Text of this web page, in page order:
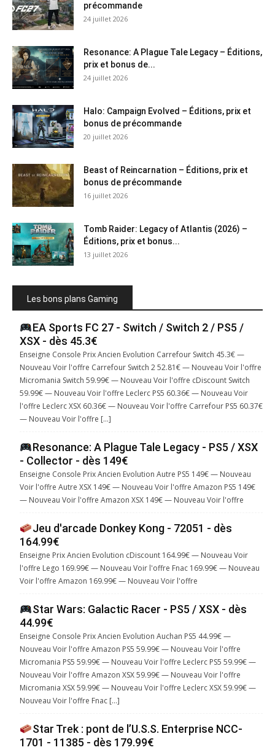
précommande
24 juillet 2026
Resonance: A Plague Tale Legacy – Éditions,
prix et bonus de...
24 juillet 2026
Halo: Campaign Evolved – Éditions, prix et
bonus de précommande
20 juillet 2026
Beast of Reincarnation – Éditions, prix et
bonus de précommande
16 juillet 2026
Tomb Raider: Legacy of Atlantis (2026) –
Éditions, prix et bonus...
13 juillet 2026
Les bons plans Gaming
EA Sports FC 27 - Switch / Switch 2 / PS5 /
XSX - dès 45.3€
Enseigne Console Prix Ancien Evolution Carrefour Switch 45.3€ —
Nouveau Voir l'offre Carrefour Switch 2 52.81€ — Nouveau Voir l'offre
Micromania Switch 59.99€ — Nouveau Voir l'offre cDiscount Switch
59.99€ — Nouveau Voir l'offre Leclerc PS5 60.36€ — Nouveau Voir
l'offre Leclerc XSX 60.36€ — Nouveau Voir l'offre Carrefour PS5 60.37€
— Nouveau Voir l'offre […]
Resonance: A Plague Tale Legacy - PS5 / XSX
- Collector - dès 149€
Enseigne Console Prix Ancien Evolution Autre PS5 149€ — Nouveau
Voir l'offre Autre XSX 149€ — Nouveau Voir l'offre Amazon PS5 149€
— Nouveau Voir l'offre Amazon XSX 149€ — Nouveau Voir l'offre
Jeu d'arcade Donkey Kong - 72051 - dès
164.99€
Enseigne Prix Ancien Evolution cDiscount 164.99€ — Nouveau Voir
l'offre Lego 169.99€ — Nouveau Voir l'offre Fnac 169.99€ — Nouveau
Voir l'offre Amazon 169.99€ — Nouveau Voir l'offre
Star Wars: Galactic Racer - PS5 / XSX - dès
44.99€
Enseigne Console Prix Ancien Evolution Auchan PS5 44.99€ —
Nouveau Voir l'offre Amazon PS5 59.99€ — Nouveau Voir l'offre
Micromania PS5 59.99€ — Nouveau Voir l'offre Leclerc PS5 59.99€ —
Nouveau Voir l'offre Amazon XSX 59.99€ — Nouveau Voir l'offre
Micromania XSX 59.99€ — Nouveau Voir l'offre Leclerc XSX 59.99€ —
Nouveau Voir l'offre Fnac […]
Star Trek : pont de l’U.S.S. Enterprise NCC-
1701 - 11385 - dès 179.99€